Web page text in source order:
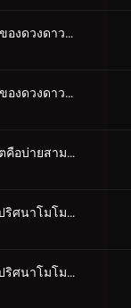
ตอนที่ 405 รหัสลับของดวงดาวและบุหรี่ (ตอนแรก)
ตอนที่ 406 รหัสลับของดวงดาวและบุหรี่ (ตอนจบ)
ตอนที่ 407 ไทม์ลิมิตคือบ่ายสามโมง
ตอนที่ 408 ทัวร์ไขปริศนาโมโมทาโร่ (ตอนแรก)
ตอนที่ 409 ทัวร์ไขปริศนาโมโมทาโร่ (ตอนจบ)